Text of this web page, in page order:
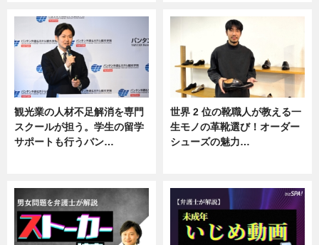
観光業の人材不足解消を専門
スクールが担う。学生の留学
サポートも行うバン…
世界 2 位の靴職人が教える一
生モノの革靴選び！オーダー
シューズの魅力…